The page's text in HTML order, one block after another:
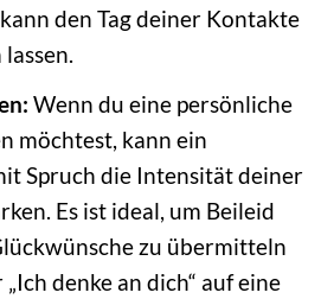
den Tag deiner Kontakte
Wenn du eine persönliche
möchtest, kann ein
Spruch die Intensität deiner
Es ist ideal, um Beileid
zu übermitteln
denke an dich“ auf eine